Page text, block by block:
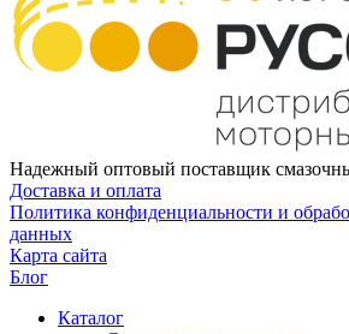
Надежный оптовый поставщик
Доставка и оплата
Политика конфиденциальности и
данных
Карта сайта
Блог
Каталог